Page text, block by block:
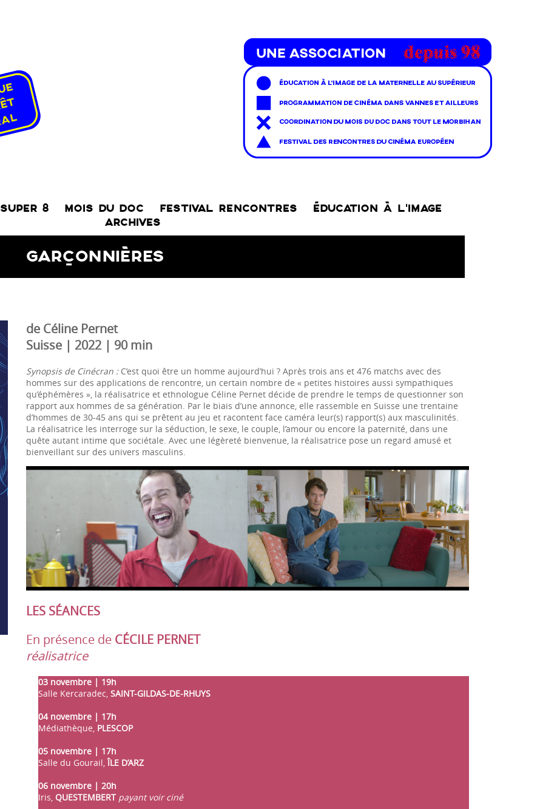
SUPER 8 MOIS DU DOC FESTIVAL RENCONTRES
ÉDUCATION À L’IMAGE
ARCHIVES
GARÇONNIÈRES
de Céline Pernet
Suisse | 2022 | 90 min
Synopsis de Cinécran : C’est quoi être un homme aujourd’hui ? Après trois ans et 476 matchs avec des
hommes sur des applications de rencontre, un certain nombre de « petites histoires aussi sympathiques
qu’éphémères », la réalisatrice et ethnologue Céline Pernet décide de prendre le temps de questionner son
rapport aux hommes de sa génération. Par le biais d’une annonce, elle rassemble en Suisse une trentaine
d’hommes de 30-45 ans qui se prêtent au jeu et racontent face caméra leur(s) rapport(s) aux masculinités.
La réalisatrice les interroge sur la séduction, le sexe, le couple, l’amour ou encore la paternité, dans une
quête autant intime que sociétale. Avec une légèreté bienvenue, la réalisatrice pose un regard amusé et
bienveillant sur des univers masculins.
LES SÉANCES
En présence de CÉCILE PERNET
réalisatrice
03 novembre | 19h
Salle Kercaradec, SAINT-GILDAS-DE-RHUYS
04 novembre | 17h
Médiathèque, PLESCOP
05 novembre | 17h
Salle du Gourail,ÎLE D’ARZ
06 novembre | 20h
Iris, QUESTEMBERT payant voir ciné